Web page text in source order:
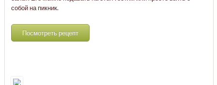
собой на пикник.
Посмотреть рецепт